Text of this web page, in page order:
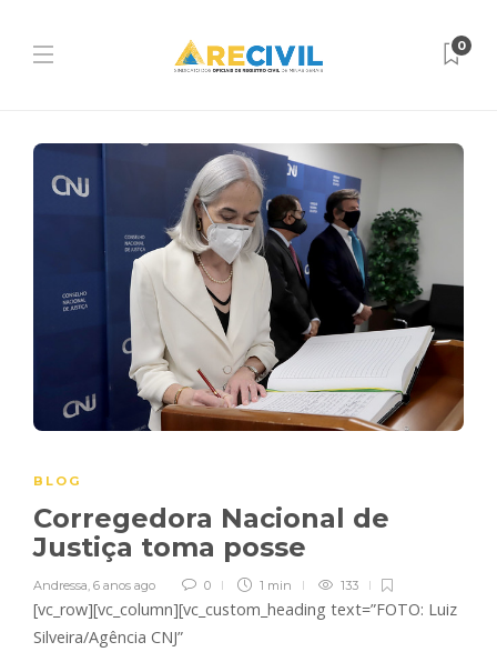
0
BLOG
Corregedora Nacional de
Justiça toma posse
Andressa, 6 anos ago 0 1 min 133
[vc_row][vc_column][vc_custom_heading text=”FOTO: Luiz
Silveira/Agência CNJ”